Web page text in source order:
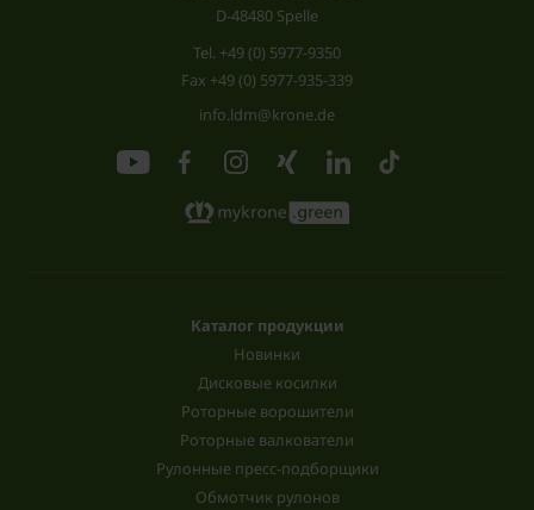
D-48480 Spelle
Tel. +49 (0) 5977-9350
Fax +49 (0) 5977-935-339
info.ldm@krone.de
Каталог продукции
Новинки
Дисковые косилки
Роторные ворошители
Роторные валкователи
Рулонные пресс-подборщики
Обмотчик рулонов